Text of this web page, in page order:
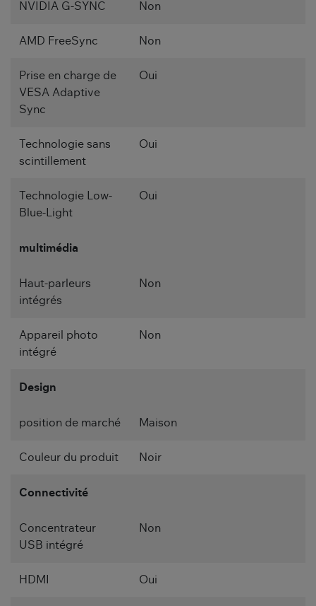
NVIDIA G-SYNC Non
AMD FreeSync Non
Prise en charge de
VESA Adaptive
Sync
Oui
Technologie sans
scintillement
Oui
Technologie Low-
Blue-Light
Oui
multimédia
Haut-parleurs
intégrés
Non
Appareil photo
intégré
Non
Design
position de marché Maison
Couleur du produit Noir
Connectivité
Concentrateur
USB intégré
Non
HDMI Oui